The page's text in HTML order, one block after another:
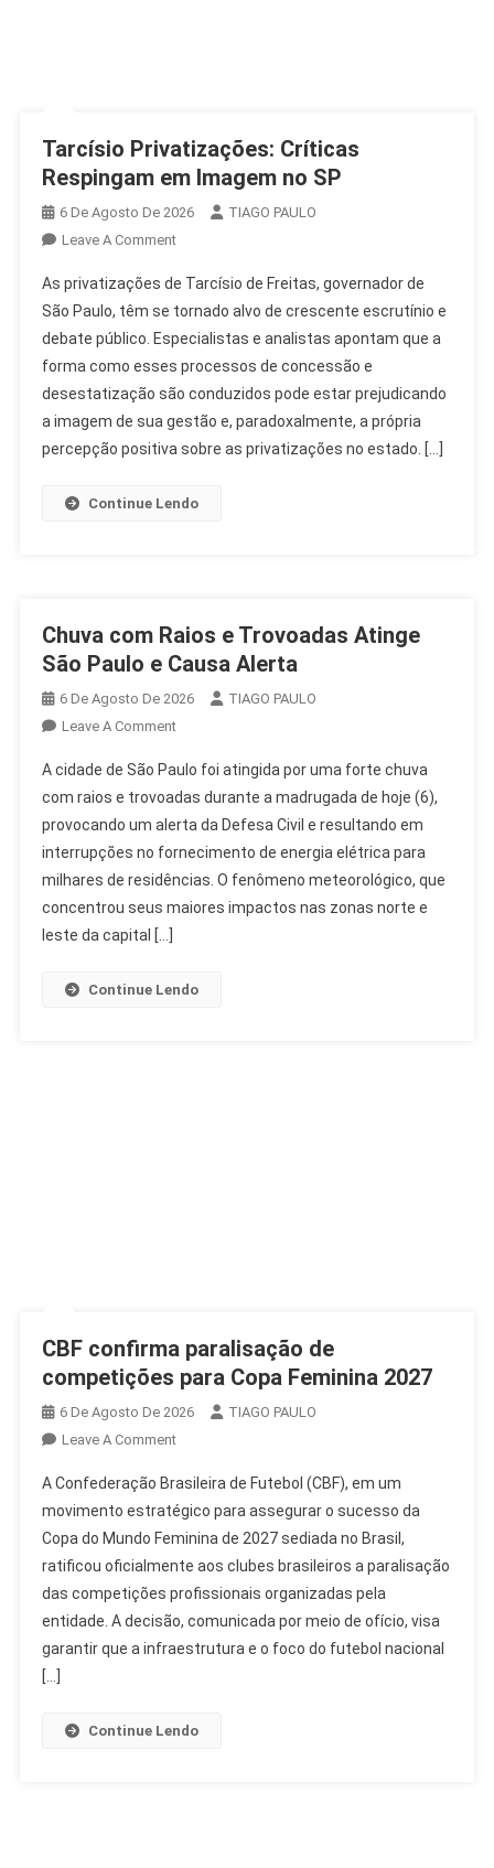
Tarcísio Privatizações: Críticas
Respingam em Imagem no SP
6 De Agosto De 2026
TIAGO PAULO
Leave A CommentOn
Privatizações:
Críticas
Respingam
Em
Imagem
No
SP
As privatizações de Tarcísio de Freitas, governador de
São Paulo, têm se tornado alvo de crescente escrutínio e
debate público. Especialistas e analistas apontam que a
forma como esses processos de concessão e
desestatização são conduzidos pode estar prejudicando
a imagem de sua gestão e, paradoxalmente, a própria
percepção positiva sobre as privatizações no estado. […]
Continue Lendo
Chuva com Raios e Trovoadas Atinge
São Paulo e Causa Alerta
6 De Agosto De 2026
TIAGO PAULO
Leave A CommentOn
Com
Raios
E
Trovoadas
Atinge
São
A cidade de São Paulo foi atingida por uma forte chuva
com raios e trovoadas durante a madrugada de hoje (6),
provocando um alerta da Defesa Civil e resultando em
interrupções no fornecimento de energia elétrica para
milhares de residências. O fenômeno meteorológico, que
concentrou seus maiores impactos nas zonas norte e
leste da capital […]
Continue Lendo
CBF confirma paralisação de
competições para Copa Feminina 2027
6 De Agosto De 2026
TIAGO PAULO
Leave A CommentOn
Confirma
Paralisação
De
Competições
Para
Copa
Feminina
A Confederação Brasileira de Futebol (CBF), em um
movimento estratégico para assegurar o sucesso da
Copa do Mundo Feminina de 2027 sediada no Brasil,
ratificou oficialmente aos clubes brasileiros a paralisação
das competições profissionais organizadas pela
entidade. A decisão, comunicada por meio de ofício, visa
garantir que a infraestrutura e o foco do futebol nacional
[…]
Continue Lendo